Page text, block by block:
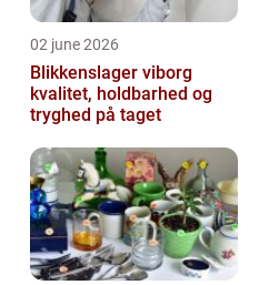
02 june 2026
Blikkenslager viborg
kvalitet, holdbarhed og
tryghed på taget